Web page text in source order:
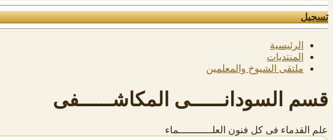
تسجيل
الرئيسية
المنتديات
ملتقى الشيوخ والمعلمين
قسم السودانــــــى المكاشــــــفى
علم القدماء فى كل فنون العلـــــــــــماء